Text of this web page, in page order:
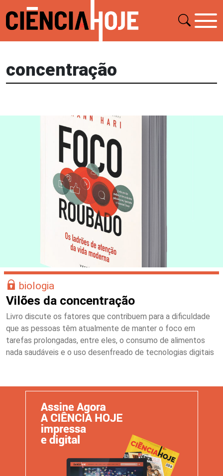
concentração
biologia
Vilões da concentração
Livro discute os fatores que contribuem para a dificuldade
que as pessoas têm atualmente de manter o foco em
tarefas prolongadas, entre eles, o consumo de alimentos
nada saudáveis e o uso desenfreado de tecnologias digitais